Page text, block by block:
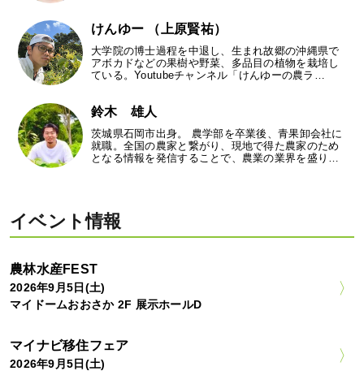
けんゆー （上原賢祐）
大学院の博士過程を中退し、生まれ故郷の沖縄県で
アボカドなどの果樹や野菜、多品目の植物を栽培し
ている。Youtubeチャンネル「けんゆーの農ラ…
鈴木 雄人
茨城県石岡市出身。 農学部を卒業後、青果卸会社に
就職。全国の農家と繋がり、現地で得た農家のため
となる情報を発信することで、農業の業界を盛り…
イベント情報
農林水産FEST
2026年9月5日(土)
マイドームおおさか 2F 展示ホールD
マイナビ移住フェア
2026年9月5日(土)